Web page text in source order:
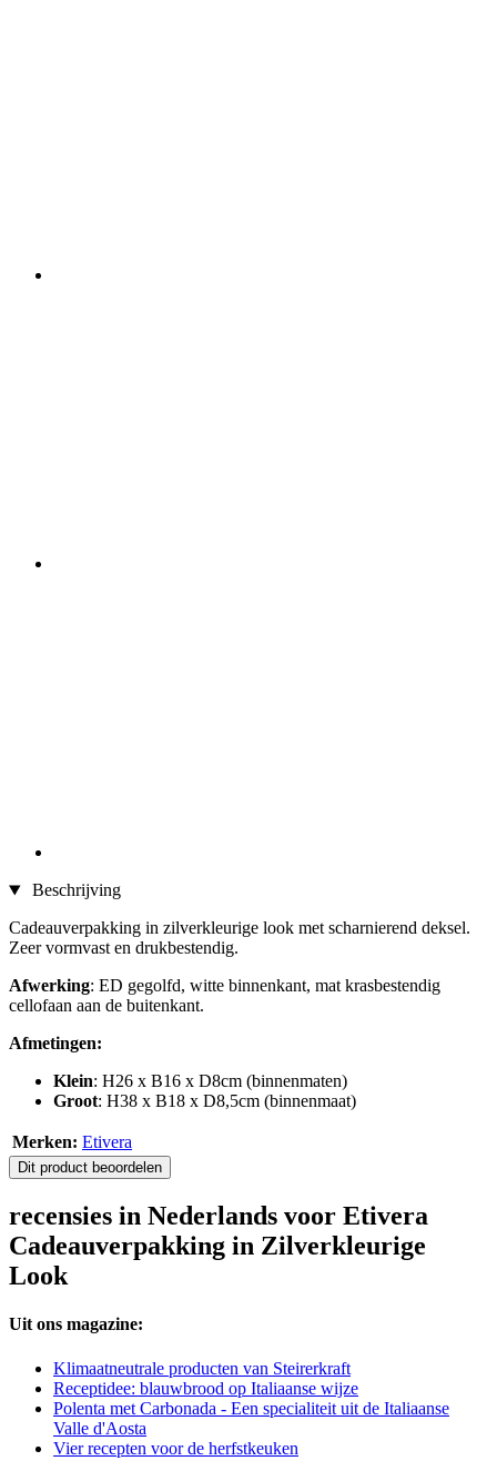
Beschrijving
Cadeauverpakking in zilverkleurige look met scharnierend deksel.
Zeer vormvast en drukbestendig.
Afwerking: ED gegolfd, witte binnenkant, mat krasbestendig
cellofaan aan de buitenkant.
Afmetingen:
Klein: H26 x B16 x D8cm (binnenmaten)
Groot: H38 x B18 x D8,5cm (binnenmaat)
Merken: Etivera
Dit product beoordelen
recensies in Nederlands voor Etivera
Cadeauverpakking in Zilverkleurige
Look
Uit ons magazine:
Klimaatneutrale producten van Steirerkraft
Receptidee: blauwbrood op Italiaanse wijze
Polenta met Carbonada - Een specialiteit uit de Italiaanse
Valle d'Aosta
Vier recepten voor de herfstkeuken